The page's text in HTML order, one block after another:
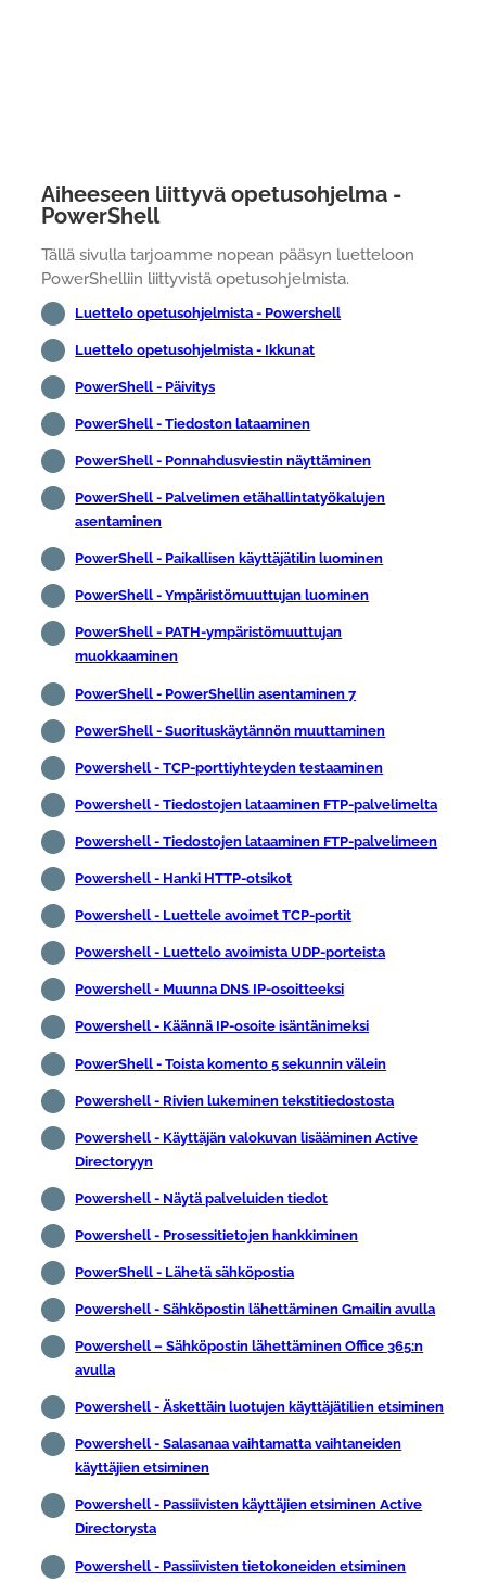
Aiheeseen liittyvä opetusohjelma -
PowerShell
Tällä sivulla tarjoamme nopean pääsyn luetteloon
PowerShelliin liittyvistä opetusohjelmista.
Luettelo opetusohjelmista - Powershell
Luettelo opetusohjelmista - Ikkunat
PowerShell - Päivitys
PowerShell - Tiedoston lataaminen
PowerShell - Ponnahdusviestin näyttäminen
PowerShell - Palvelimen etähallintatyökalujen
asentaminen
PowerShell - Paikallisen käyttäjätilin luominen
PowerShell - Ympäristömuuttujan luominen
PowerShell - PATH-ympäristömuuttujan
muokkaaminen
PowerShell - PowerShellin asentaminen 7
PowerShell - Suorituskäytännön muuttaminen
Powershell - TCP-porttiyhteyden testaaminen
Powershell - Tiedostojen lataaminen FTP-palvelimelta
Powershell - Tiedostojen lataaminen FTP-palvelimeen
Powershell - Hanki HTTP-otsikot
Powershell - Luettele avoimet TCP-portit
Powershell - Luettelo avoimista UDP-porteista
Powershell - Muunna DNS IP-osoitteeksi
Powershell - Käännä IP-osoite isäntänimeksi
PowerShell - Toista komento 5 sekunnin välein
Powershell - Rivien lukeminen tekstitiedostosta
Powershell - Käyttäjän valokuvan lisääminen Active
Directoryyn
Powershell - Näytä palveluiden tiedot
Powershell - Prosessitietojen hankkiminen
PowerShell - Lähetä sähköpostia
Powershell - Sähköpostin lähettäminen Gmailin avulla
Powershell – Sähköpostin lähettäminen Office 365:n
avulla
Powershell - Äskettäin luotujen käyttäjätilien etsiminen
Powershell - Salasanaa vaihtamatta vaihtaneiden
käyttäjien etsiminen
Powershell - Passiivisten käyttäjien etsiminen Active
Directorysta
Powershell - Passiivisten tietokoneiden etsiminen